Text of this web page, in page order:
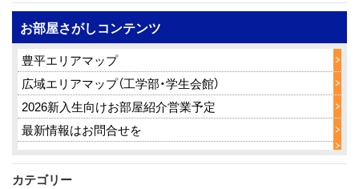
お部屋さがしコンテンツ
豊平エリアマップ
広域エリアマップ（工学部・学生会館）
2026新入生向けお部屋紹介営業予定
最新情報はお問合せを
カテゴリー